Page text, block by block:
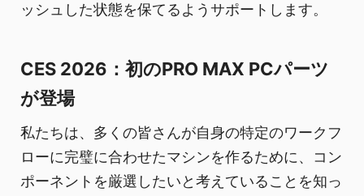
ッシュした状態を保てるようサポートします。
CES 2026：初のPRO MAX PCパーツ
が登場
私たちは、多くの皆さんが自身の特定のワークフ
ローに完璧に合わせたマシンを作るために、コン
ポーネントを厳選したいと考えていることを知っ